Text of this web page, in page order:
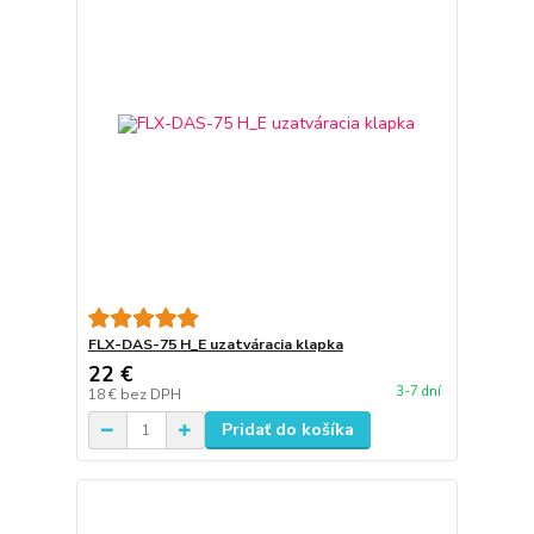
FLX-DAS-75 H_E uzatváracia klapka
22 €
18 € bez DPH 3-7 dní
Pridať do košíka